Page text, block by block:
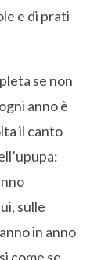
e di prati
se non
anno è
il canto
sulle
in anno